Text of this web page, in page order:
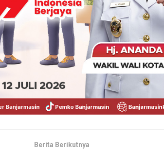
Berita Berikutnya